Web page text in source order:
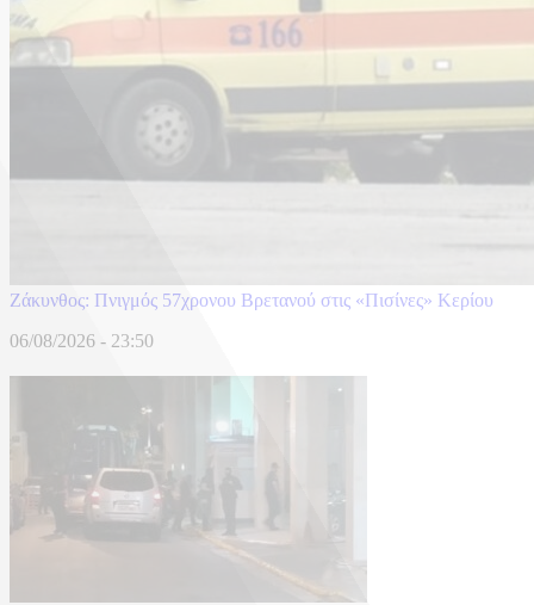
Ζάκυνθος: Πνιγμός 57χρονου Βρετανού στις «Πισίνες» Κερίου
06/08/2026 - 23:50